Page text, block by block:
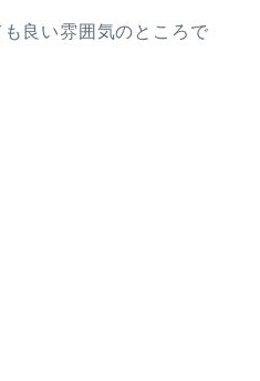
良い雰囲気のところで